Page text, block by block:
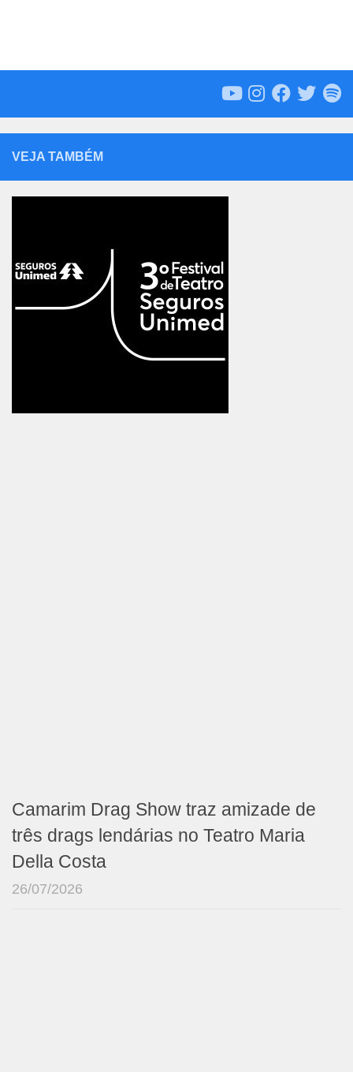
VEJA TAMBÉM
Camarim Drag Show traz amizade de
três drags lendárias no Teatro Maria
Della Costa
26/07/2026